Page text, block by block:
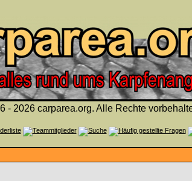
- 2026 carparea.org. Alle Rechte